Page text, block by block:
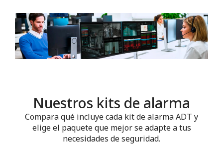
Nuestros kits de alarma
Compara qué incluye cada kit de alarma ADT y
elige el paquete que mejor se adapte a tus
necesidades de seguridad.